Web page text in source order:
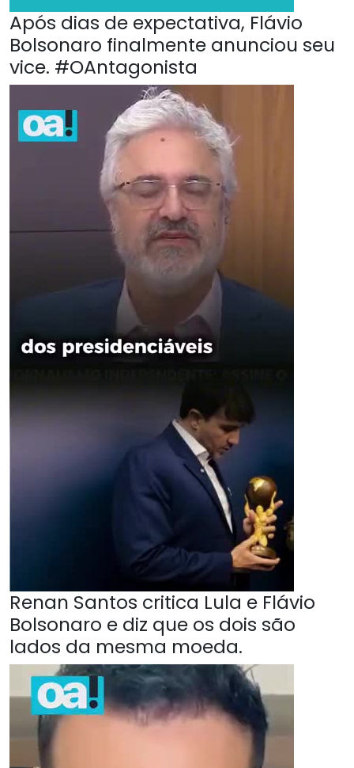
Após dias de expectativa, Flávio
Bolsonaro finalmente anunciou seu
vice. #OAntagonista
Renan Santos critica Lula e Flávio
Bolsonaro e diz que os dois são
lados da mesma moeda.